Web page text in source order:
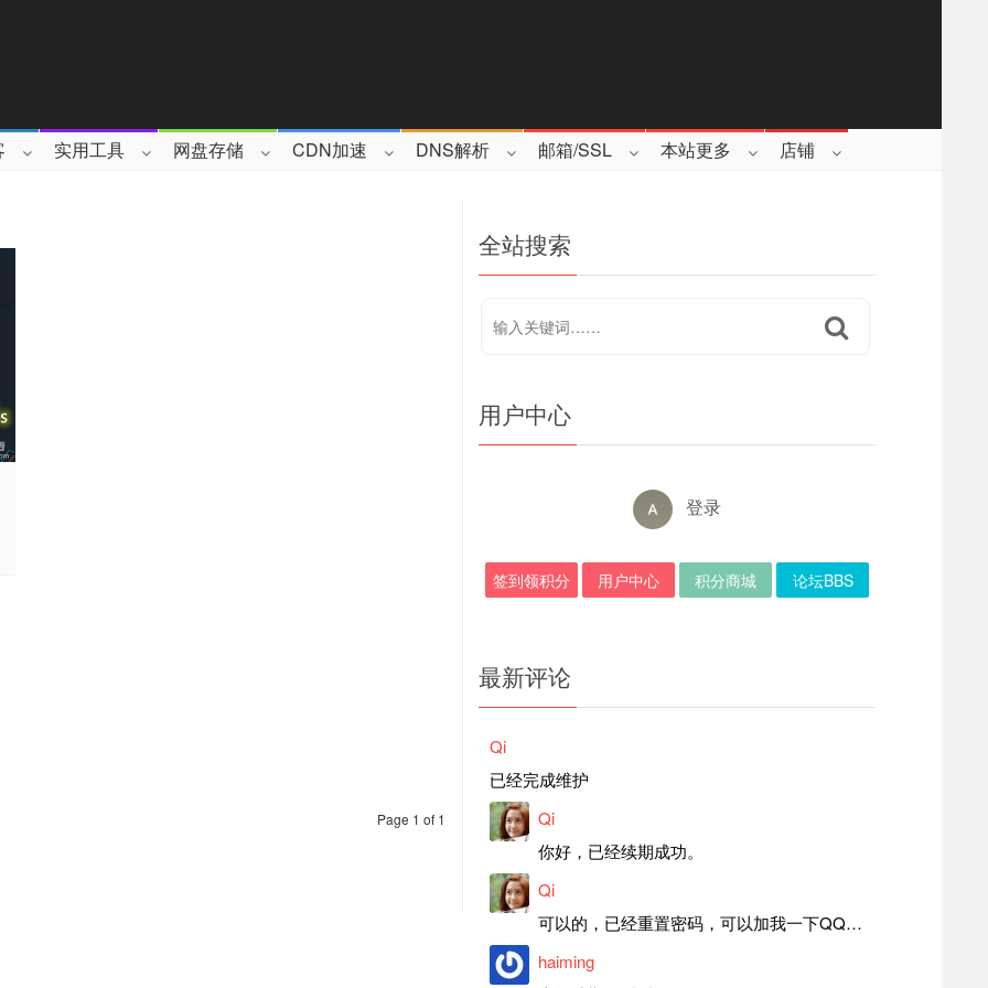
实用工具 网盘存储 CDN加速 DNS解析 邮箱/SSL 本站更多 店铺
Page 1 of 1
全站搜索
用户中心
登录
签到领积分 用户中心 积分商城 论坛BBS
最新评论
Qi
已经完成维护
Qi
你好，已经续期成功。
Qi
可以的，已经重置密码，可以加我一下QQ，留言后我就发密码给你。
haiming